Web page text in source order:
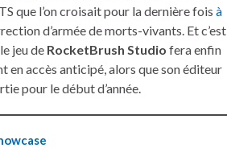
que l’on croisait pour la dernière fois à
d’armée de morts-vivants. Et c’est
jeu de RocketBrush Studio fera enfin
en accès anticipé, alors que son éditeur
pour le début d’année.